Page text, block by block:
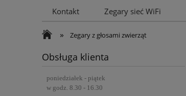
Kontakt Zegary sieć WiFi
Współpraca
» Zegary z głosami zwierząt
Obsługa klienta
poniedziałek - piątek
w godz. 8.30 - 16.30